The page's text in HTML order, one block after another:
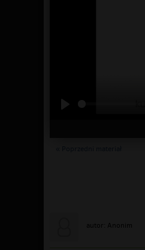
autor: Anonim